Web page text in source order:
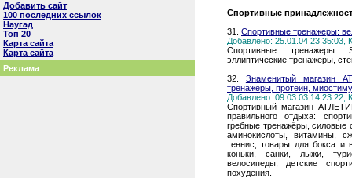
Добавить сайт
100 последних ссылок
Наугад
Топ 20
Карта сайта
Карта сайта
Реклама
Спортивные
31. Спортивные тренажеры:
Добавлено: 25.01.04 23:35:03,
Спортивные тренажеры
эллиптические тренажеры,
32. Знаменитый магазин
тренажёры, протеин,
Добавлено: 09.03.03 14:23:22,
Спортивный магазин
правильного отдыха:
гребные тренажёры, силовые
аминокислоты, витамины,
теннис, товары для бокса и
коньки, санки, лыжи,
велосипеды, детские
похудения.